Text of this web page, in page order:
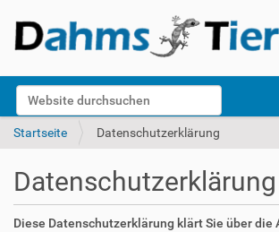
Website durchsuchen
k
Startseite Datenschutzerklärung
Datenschutzerklärung
Diese Datenschutzerklärung klärt Sie über die